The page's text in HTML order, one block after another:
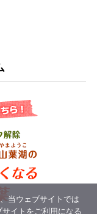
当ウェブサイトでは
イトをご利用になる